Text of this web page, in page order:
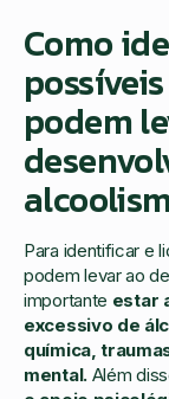
Como
podem
Para identificar e
podem levar ao
importante estar
excessivo de
química,
mental.Além